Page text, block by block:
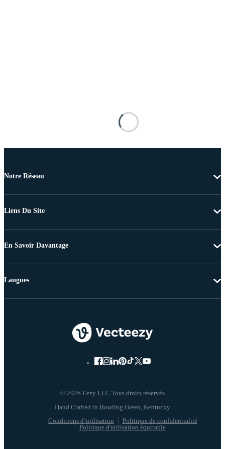
Notre Réseau
Liens Du Site
En Savoir Davantage
© 2026 Eezy LLC Tous droits réservés
Conditions d’utilisation
Politique de confidentialité
Politique d'utilisation équitable
Langues